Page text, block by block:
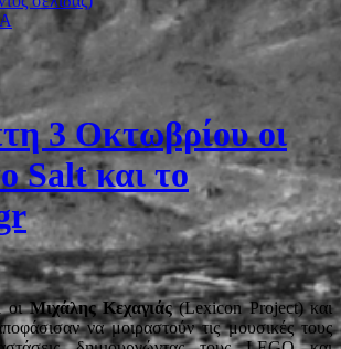
3 Οκτωβρίου οι
Salt και το
οιΜιχάλης Κεχαγιάς(Lexicon Project) και
να μοιραστούν τις μουσικές τους